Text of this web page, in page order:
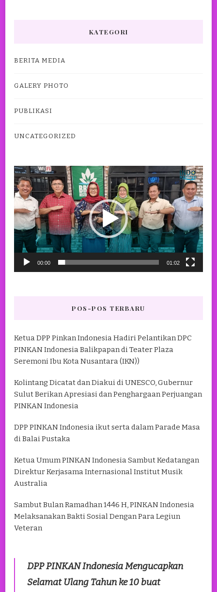
KATEGORI
BERITA MEDIA
GALERY PHOTO
PUBLIKASI
UNCATEGORIZED
Pemutar
Video
00:00 01:02
POS-POS TERBARU
Ketua DPP Pinkan Indonesia Hadiri Pelantikan DPC
PINKAN Indonesia Balikpapan di Teater Plaza
Seremoni Ibu Kota Nusantara (IKN))
Kolintang Dicatat dan Diakui di UNESCO, Gubernur
Sulut Berikan Apresiasi dan Penghargaan Perjuangan
PINKAN Indonesia
DPP PINKAN Indonesia ikut serta dalam Parade Masa
di Balai Pustaka
Ketua Umum PINKAN Indonesia Sambut Kedatangan
Direktur Kerjasama Internasional Institut Musik
Australia
Sambut Bulan Ramadhan 1446 H, PINKAN Indonesia
Melaksanakan Bakti Sosial Dengan Para Legiun
Veteran
DPP PINKAN Indonesia Mengucapkan
Selamat Ulang Tahun ke 10 buat